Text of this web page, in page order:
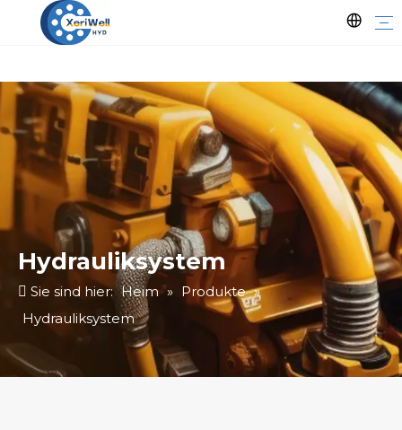
Hydrauliksystem
Sie sind hier: Heim » Produkte »
Hydrauliksystem